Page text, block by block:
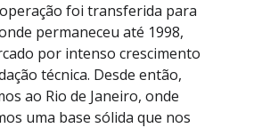
operação foi transferida para
permaneceu até 1998,
por intenso crescimento
técnica. Desde então,
ao Rio de Janeiro, onde
uma base sólida que nos